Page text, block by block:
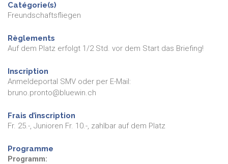
Catégorie(s)
Freundschaftsfliegen
Règlements
Auf dem Platz erfolgt 1/2 Std. vor dem Start das Briefing!
Inscription
Anmeldeportal SMV oder per E-Mail:
bruno.pronto@bluewin.ch
Frais d’inscription
Fr. 25.-, Junioren Fr. 10.-, zahlbar auf dem Platz
Programme
Programm: